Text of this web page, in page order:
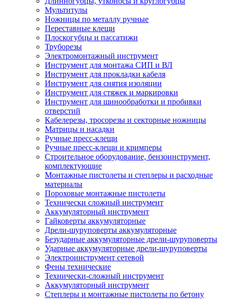
Мультитулы
Ножницы по металлу ручные
Переставные клещи
Плоскогубцы и пассатижи
Труборезы
Электромонтажный инструмент
Инструмент для монтажа СИП и ВЛ
Инструмент для прокладки кабеля
Инструмент для снятия изоляции
Инструмент для стяжек и маркировки
Инструмент для шинообработки и пробивки
отверстий
Кабелерезы, тросорезы и секторные ножницы
Матрицы и насадки
Ручные пресс-клещи
Ручные пресс-клещи и кримперы
Строительное оборудование, бензоинструмент,
комплектующие
Монтажные пистолеты и степлеры и расходные
материалы
Пороховые монтажные пистолеты
Технически сложный инструмент
Аккумуляторный инструмент
Гайковерты аккумуляторные
Дрели-шуруповерты аккумуляторные
Безударные аккумуляторные дрели-шуруповерты
Ударные аккумуляторные дрели-шуруповерты
Электроинструмент сетевой
Фены технические
Технически-сложный инструмент
Аккумуляторный инструмент
Степлеры и монтажные пистолеты по бетону